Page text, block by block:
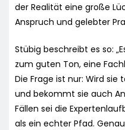
der Realität eine große
Anspruch und gelebter
Stübig beschreibt es so:
zum guten Ton, eine
Die Frage ist nur: Wird
und bekommt sie auch
Fällen sei die
als ein echter Pfad.